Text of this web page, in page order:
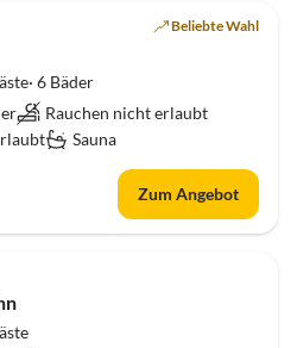
Beliebte Wahl
6 Bäder
Rauchen nicht erlaubt
Sauna
Zum Angebot